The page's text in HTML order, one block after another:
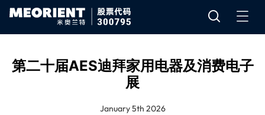
第二十届AES迪拜家用电器及消费电子
展
January 5th 2026